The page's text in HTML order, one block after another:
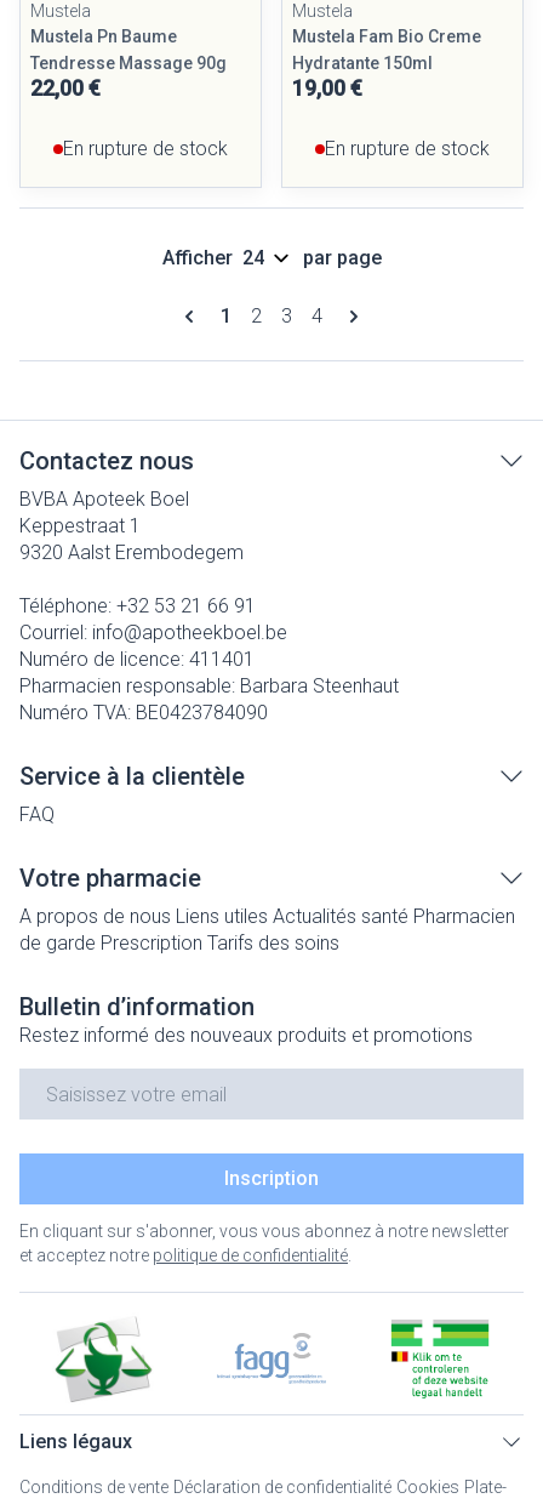
Mustela
Mustela Pn Baume
Tendresse Massage 90g
22,00 €
En rupture de stock
Mustela
Mustela Fam Bio Creme
Hydratante 150ml
19,00 €
En rupture de stock
Pages
Vous lisez actuellement la page
1 Page
2 Page
3 Page
4
Afficher par page
Contactez nous
BVBA Apoteek Boel
Keppestraat 1
9320 Aalst Erembodegem
Téléphone: +32 53 21 66 91
Courriel: info@apotheekboel.be
Numéro de licence: 411401
Pharmacien responsable: Barbara Steenhaut
Numéro TVA: BE0423784090
Service à la clientèle
FAQ
Votre pharmacie
A propos de nous Liens utiles Actualités santé Pharmacien
de garde Prescription Tarifs des soins
Bulletin d’information
Restez informé des nouveaux produits et promotions
Inscription
En cliquant sur s'abonner, vous vous abonnez à notre newsletter
et acceptez notre politique de confidentialité
Liens légaux
Conditions de vente Déclaration de confidentialité Cookies Plate-